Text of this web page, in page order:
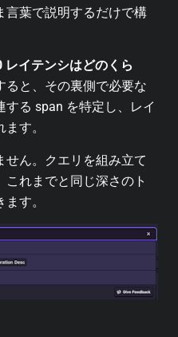
言葉で説明するだけで構
レイテンシはどのくら
ると、その裏側で必要な
る span を特定し、レイ
す。
ん。クエリを組み立て
れまでと同じ深さのト
す。